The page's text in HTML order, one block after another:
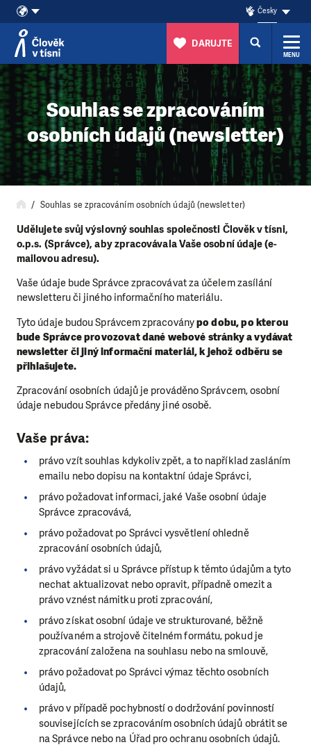
Přeskočit na obsah
Česky
DARUJTE
MENU
Souhlas se zpracováním
osobních údajů (newsletter)
Souhlas se zpracováním osobních údajů (newsletter)
Udělujete svůj výslovný souhlas společnosti Člověk v tísni,
o.p.s. (Správce), aby zpracovávala Vaše osobní údaje (e-
mailovou adresu).
Vaše údaje bude Správce zpracovávat za účelem zasílání
newsletteru či jiného informačního materiálu.
Tyto údaje budou Správcem zpracoványpo dobu, po kterou
bude Správce provozovat dané webové stránky a vydávat
newsletter či jiný informační materiál, k jehož odběru se
přihlašujete.
Zpracování osobních údajů je prováděno Správcem, osobní
údaje nebudou Správce předány jiné osobě.
Vaše práva:
právo vzít souhlas kdykoliv zpět, a to například zasláním
emailu nebo dopisu na kontaktní údaje Správci,
právo požadovat informaci, jaké Vaše osobní údaje
Správce zpracovává,
právo požadovat po Správci vysvětlení ohledně
zpracování osobních údajů,
právo vyžádat si u Správce přístup k těmto údajům a tyto
nechat aktualizovat nebo opravit, případně omezit a
právo vznést námitku proti zpracování,
právo získat osobní údaje ve strukturované, běžně
používaném a strojově čitelném formátu, pokud je
zpracování založena na souhlasu nebo na smlouvě,
právo požadovat po Správci výmaz těchto osobních
údajů,
právo v případě pochybností o dodržování povinností
souvisejících se zpracováním osobních údajů obrátit se
na Správce nebo na Úřad pro ochranu osobních údajů.